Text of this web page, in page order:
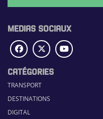
MEDIAS SOCIAUX
CATÉGORIES
TRANSPORT
DESTINATIONS
DIGITAL